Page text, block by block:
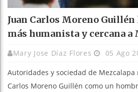
Juan Carlos Moreno
más humanista y cercana a
Mary Jose Díaz Flores 05 Ago
Autoridades y sociedad de Mezcalapa
Carlos Moreno Guillén como un